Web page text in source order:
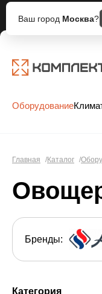
Ваш город Москва?
Оборудование
Главная Каталог
Бренды:
Категория